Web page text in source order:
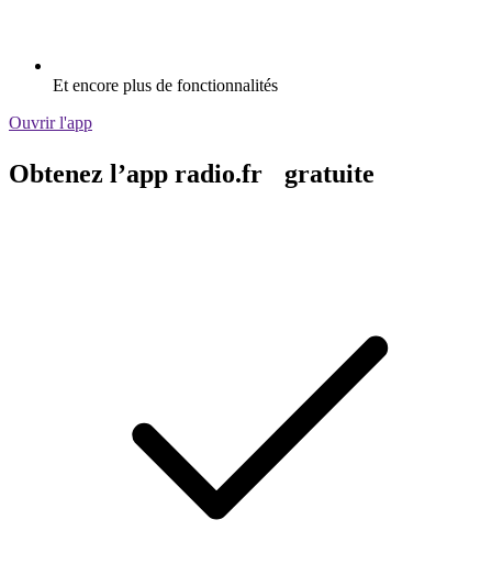
Et encore plus de fonctionnalités
Ouvrir l'app
Obtenez l’app radio.fr gratuite